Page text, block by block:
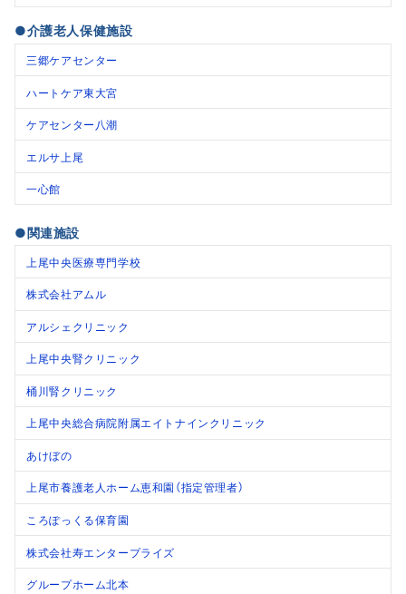
●介護老人保健施設
三郷ケアセンター
ハートケア東大宮
ケアセンター八潮
エルサ上尾
一心館
●関連施設
上尾中央医療専門学校
株式会社アムル
アルシェクリニック
上尾中央腎クリニック
桶川腎クリニック
上尾中央総合病院附属エイトナインクリニック
あけぼの
上尾市養護老人ホーム恵和園（指定管理者）
ころぽっくる保育園
株式会社寿エンタープライズ
グループホーム北本